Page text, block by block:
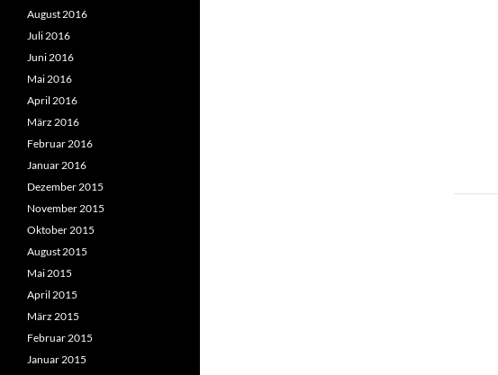
August 2016
Juli 2016
Juni 2016
Mai 2016
April 2016
März 2016
Februar 2016
Januar 2016
Dezember 2015
November 2015
Oktober 2015
August 2015
Mai 2015
April 2015
März 2015
Februar 2015
Januar 2015